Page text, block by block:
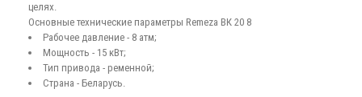
целях.
Основные технические параметры Remeza ВК 20 8
Рабочее давление - 8 атм;
Мощность - 15 кВт;
Тип привода - ременной;
Страна - Беларусь.